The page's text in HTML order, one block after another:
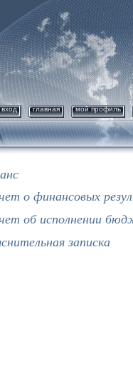
вход главная мой профиль
о финансовых
об исполнении
записка